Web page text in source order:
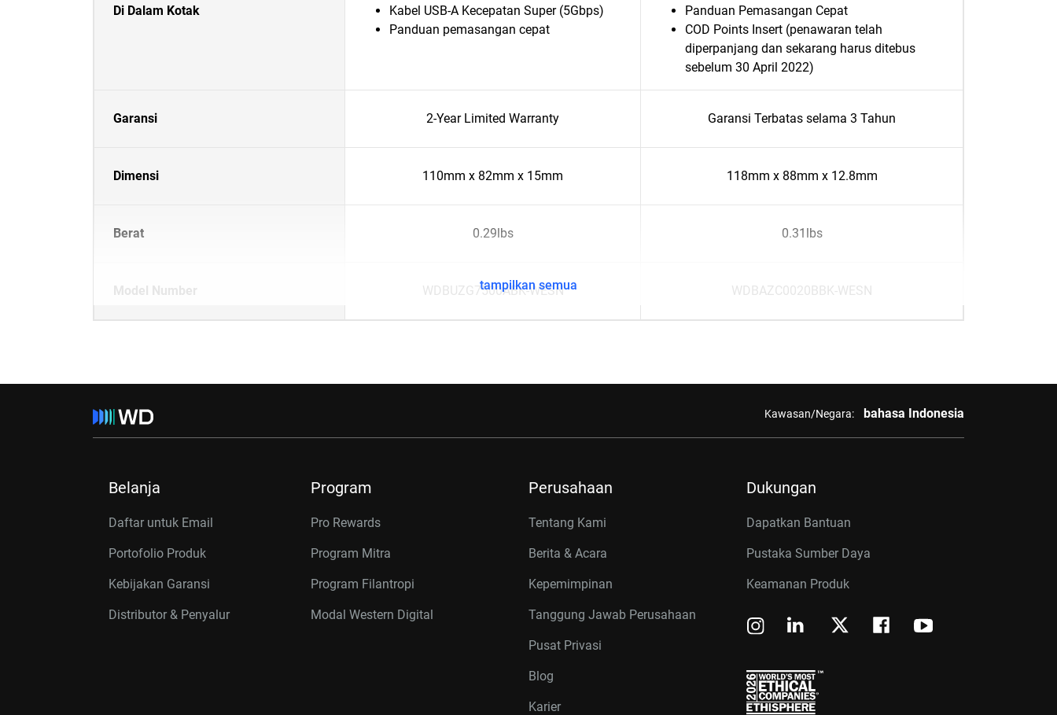
Di Dalam Kotak
Kabel USB-A Kecepatan Super (5Gbps)
Panduan pemasangan cepat
Panduan Pemasangan Cepat
COD Points Insert (penawaran telah
diperpanjang dan sekarang harus ditebus
sebelum 30 April 2022)
Garansi 2-Year Limited Warranty Garansi Terbatas selama 3 Tahun
Dimensi 110mm x 82mm x 15mm 118mm x 88mm x 12.8mm
Berat 0.29lbs 0.31lbs
Model Number WDBUZG7500ABK-WESN WDBAZC0020BBK-WESN
tampilkan semua
Kawasan/Negara: bahasa Indonesia
Belanja
Daftar untuk Email
Portofolio Produk
Kebijakan Garansi
Distributor & Penyalur
Program
Pro Rewards
Program Mitra
Program Filantropi
Modal Western Digital
Perusahaan
Tentang Kami
Berita & Acara
Kepemimpinan
Tanggung Jawab Perusahaan
Pusat Privasi
Blog
Karier
Dukungan
Dapatkan Bantuan
Pustaka Sumber Daya
Keamanan Produk